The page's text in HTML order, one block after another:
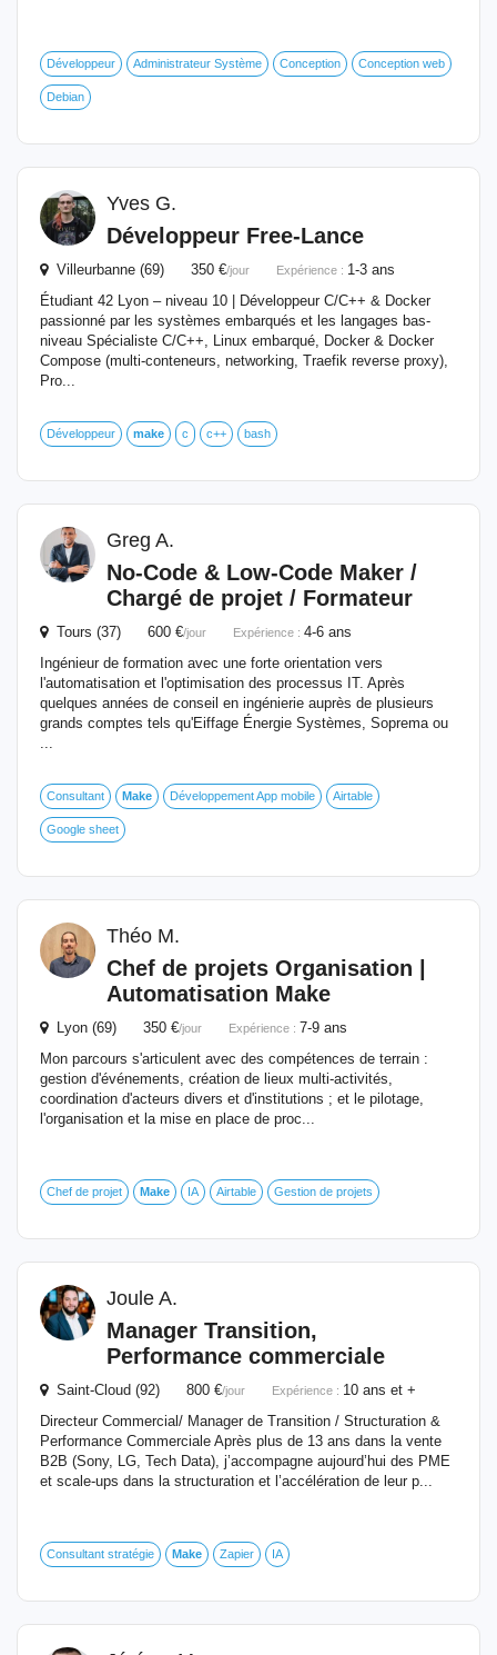
Développeur Administrateur Système Conception Conception web
Debian
Yves G.
Développeur Free-Lance
Villeurbanne (69) 350 €/jour Expérience : 1-3 ans
Étudiant 42 Lyon – niveau 10 | Développeur C/C++ & Docker
passionné par les systèmes embarqués et les langages bas-
niveau Spécialiste C/C++, Linux embarqué, Docker & Docker
Compose (multi-conteneurs, networking, Traefik reverse proxy),
Pro...
Développeur make c c++ bash
Greg A.
No-Code & Low-Code Maker /
Chargé de projet / Formateur
Tours (37) 600 €/jour Expérience : 4-6 ans
Ingénieur de formation avec une forte orientation vers
l'automatisation et l'optimisation des processus IT. Après
quelques années de conseil en ingénierie auprès de plusieurs
grands comptes tels qu'Eiffage Énergie Systèmes, Soprema ou
...
Consultant Make Développement App mobile Airtable
Google sheet
Théo M.
Chef de projets Organisation |
Automatisation Make
Lyon (69) 350 €/jour Expérience : 7-9 ans
Mon parcours s'articulent avec des compétences de terrain :
gestion d'événements, création de lieux multi-activités,
coordination d'acteurs divers et d'institutions ; et le pilotage,
l'organisation et la mise en place de proc...
Chef de projet Make IA Airtable Gestion de projets
Joule A.
Manager Transition,
Performance commerciale
Saint-Cloud (92) 800 €/jour Expérience : 10 ans et +
Directeur Commercial/ Manager de Transition / Structuration &
Performance Commerciale Après plus de 13 ans dans la vente
B2B (Sony, LG, Tech Data), j’accompagne aujourd’hui des PME
et scale-ups dans la structuration et l’accélération de leur p...
Consultant stratégie Make Zapier IA